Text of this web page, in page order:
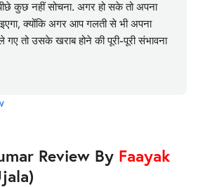
कुछ नहीं सोचना. अगर हो सके तो अपना
क्योंकि अगर आप गलती से भी अपना
तो उसके खराब होने की पूरी-पूरी संभावना
Review By Faayak